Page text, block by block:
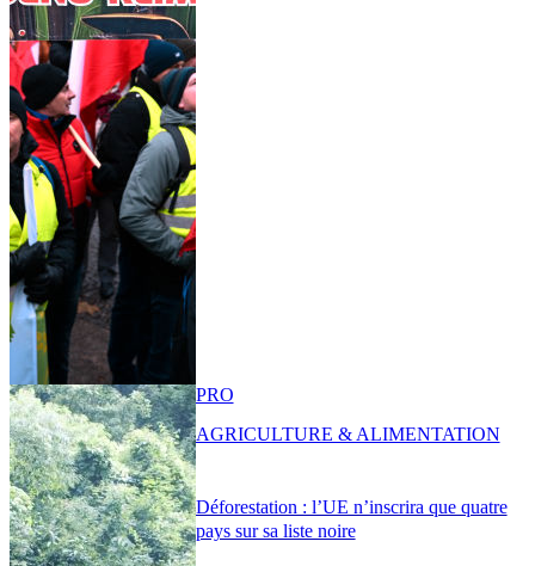
Déforestation : l’UE n’inscrira que quatre
pays sur sa liste noire
PRO
AGRICULTURE & ALIMENTATION